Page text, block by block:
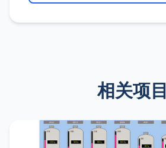
相关项目